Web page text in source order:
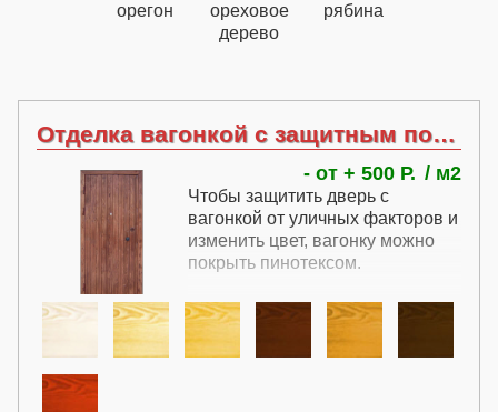
орегон
ореховое
дерево
рябина
Отделка вагонкой с защитным покрытием
м2
- от + 500 Р.
Чтобы защитить дверь с
вагонкой от уличных факторов и
изменить цвет, вагонку можно
покрыть пинотексом.